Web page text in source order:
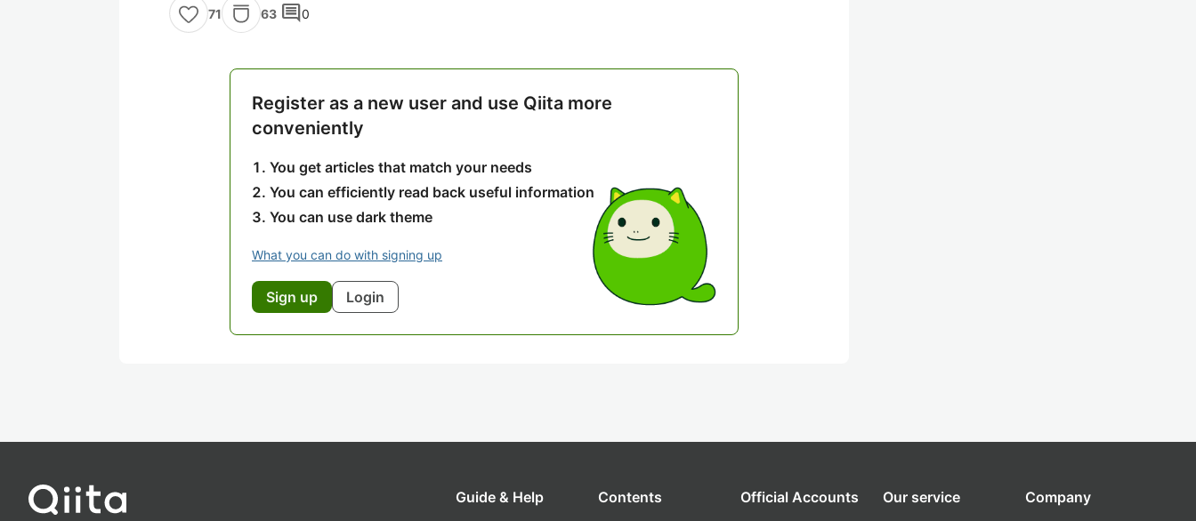
71 63 comment0
Register as a new user and use Qiita more
conveniently
You get articles that match your needs
You can efficiently read back useful information
You can use dark theme
What you can do with signing up
Sign up Login
Guide & Help Contents Official Accounts Our service Company